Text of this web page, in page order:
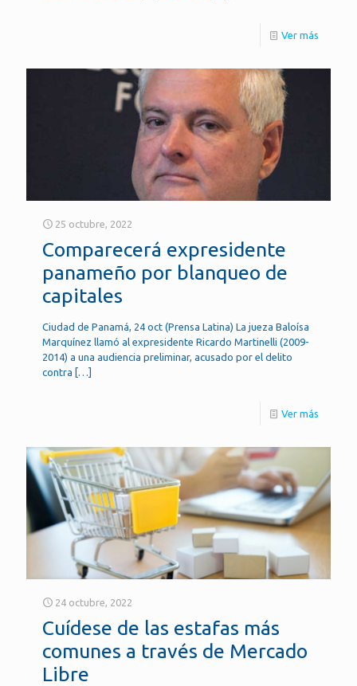
Ver más
25 octubre, 2022
Comparecerá expresidente
panameño por blanqueo de
capitales
Ciudad de Panamá, 24 oct (Prensa Latina) La jueza Baloísa
Marquínez llamó al expresidente Ricardo Martinelli (2009-
2014) a una audiencia preliminar, acusado por el delito
contra […]
Ver más
24 octubre, 2022
Cuídese de las estafas más
comunes a través de Mercado
Libre